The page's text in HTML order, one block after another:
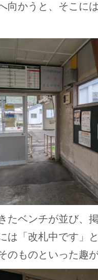
向かうと、そこに
たベンチが並び、
は「改札中です」
のものといった趣